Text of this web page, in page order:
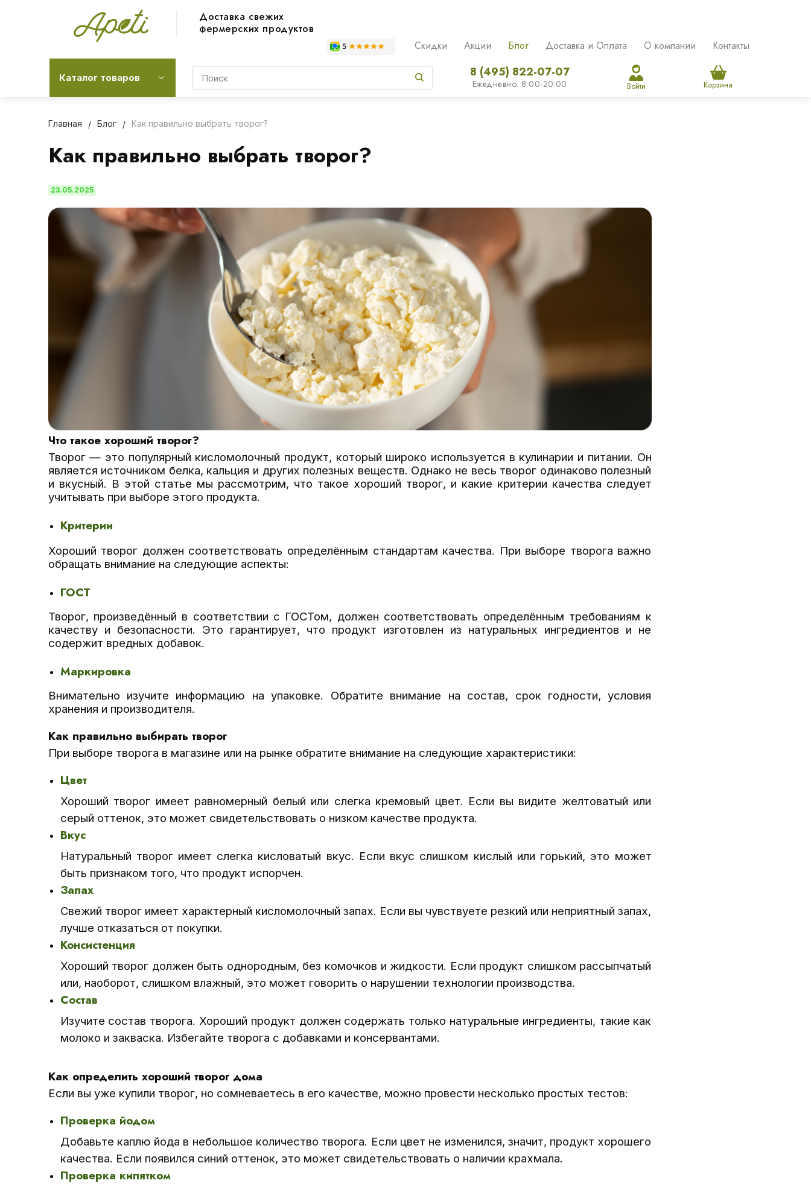
Доставка свежих
фермерских продуктов
Скидки Акции Блог Доставка и Оплата О компании Контакты
Каталог товаров 8 (495) 822-07-07
Ежедневно: 8:00-20:00 Войти Корзина
Главная Блог Как правильно выбрать творог?
Как правильно выбрать творог?
23.05.2025
Что такое хороший творог?
Творог — это популярный кисломолочный продукт, который широко используется в кулинарии и питании. Он
является источником белка, кальция и других полезных веществ. Однако не весь творог одинаково полезный
и вкусный. В этой статье мы рассмотрим, что такое хороший творог, и какие критерии качества следует
учитывать при выборе этого продукта.
Критерии
Хороший творог должен соответствовать определённым стандартам качества. При выборе творога важно
обращать внимание на следующие аспекты:
ГОСТ
Творог, произведённый в соответствии с ГОСТом, должен соответствовать определённым требованиям к
качеству и безопасности. Это гарантирует, что продукт изготовлен из натуральных ингредиентов и не
содержит вредных добавок.
Маркировка
Внимательно изучите информацию на упаковке. Обратите внимание на состав, срок годности, условия
хранения и производителя.
Как правильно выбирать творог
При выборе творога в магазине или на рынке обратите внимание на следующие характеристики:
Цвет
Хороший творог имеет равномерный белый или слегка кремовый цвет. Если вы видите желтоватый или
серый оттенок, это может свидетельствовать о низком качестве продукта.
Вкус
Натуральный творог имеет слегка кисловатый вкус. Если вкус слишком кислый или горький, это может
быть признаком того, что продукт испорчен.
Запах
Свежий творог имеет характерный кисломолочный запах. Если вы чувствуете резкий или неприятный запах,
лучше отказаться от покупки.
Консистенция
Хороший творог должен быть однородным, без комочков и жидкости. Если продукт слишком рассыпчатый
или, наоборот, слишком влажный, это может говорить о нарушении технологии производства.
Состав
Изучите состав творога. Хороший продукт должен содержать только натуральные ингредиенты, такие как
молоко и закваска. Избегайте творога с добавками и консервантами.
Как определить хороший творог дома
Если вы уже купили творог, но сомневаетесь в его качестве, можно провести несколько простых тестов:
Проверка йодом
Добавьте каплю йода в небольшое количество творога. Если цвет не изменился, значит, продукт хорошего
качества. Если появился синий оттенок, это может свидетельствовать о наличии крахмала.
Проверка кипятком